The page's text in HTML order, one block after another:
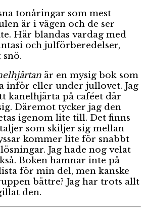
tonåringar som mest
är i vägen och de ser
Här blandas vardag med
och julförberedelser,
snö.
är en mysig bok som
inför eller under jullovet. Jag
kanelhjärta på caféet där
Däremot tycker jag den
igenom lite till. Det finns
som skiljer sig mellan
kommer lite för snabbt
Jag hade nog velat
Boken hamnar inte på
för min del, men kanske
bättre? Jag har trots allt
den.